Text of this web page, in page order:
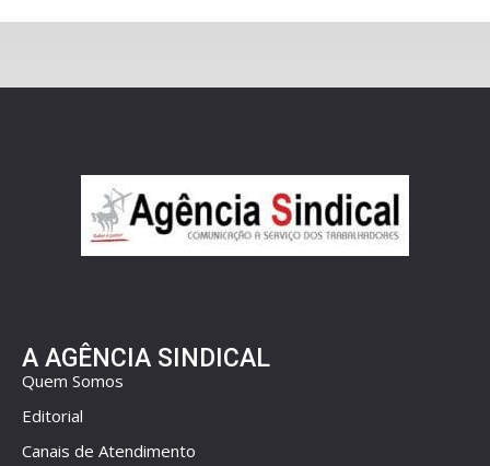
A AGÊNCIA SINDICAL
Quem Somos
Editorial
Canais de Atendimento